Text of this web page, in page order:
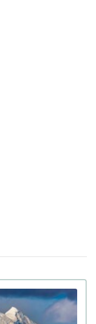
не могла знайти
через депресію
в Ірані: